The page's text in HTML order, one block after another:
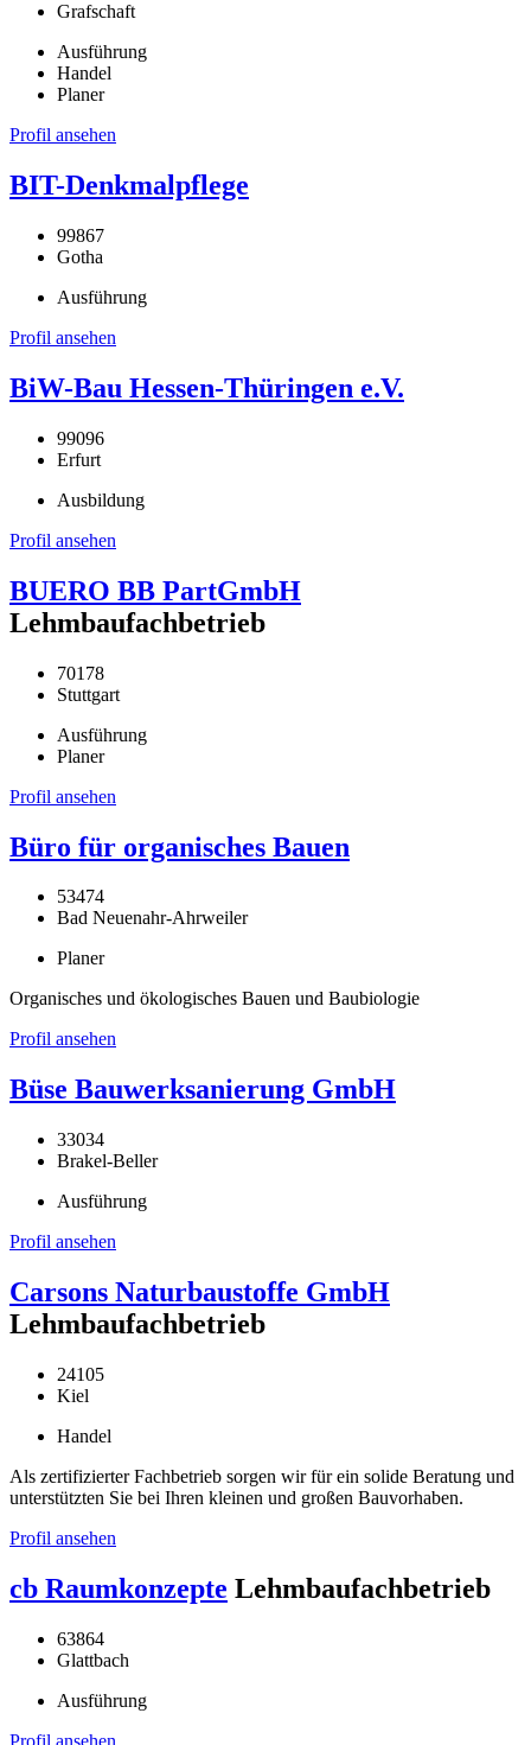
Grafschaft
Ausführung
Handel
Planer
Profil ansehen
BIT-Denkmalpflege
99867
Gotha
Ausführung
Profil ansehen
BiW-Bau Hessen-Thüringen e.V.
99096
Erfurt
Ausbildung
Profil ansehen
BUERO BB PartGmbH
Lehmbaufachbetrieb
70178
Stuttgart
Ausführung
Planer
Profil ansehen
Büro für organisches Bauen
53474
Bad Neuenahr-Ahrweiler
Planer
Organisches und ökologisches Bauen und Baubiologie
Profil ansehen
Büse Bauwerksanierung GmbH
33034
Brakel-Beller
Ausführung
Profil ansehen
Carsons Naturbaustoffe GmbH
Lehmbaufachbetrieb
24105
Kiel
Handel
Als zertifizierter Fachbetrieb sorgen wir für ein solide Beratung und
unterstützten Sie bei Ihren kleinen und großen Bauvorhaben.
Profil ansehen
cb Raumkonzepte Lehmbaufachbetrieb
63864
Glattbach
Ausführung
Profil ansehen